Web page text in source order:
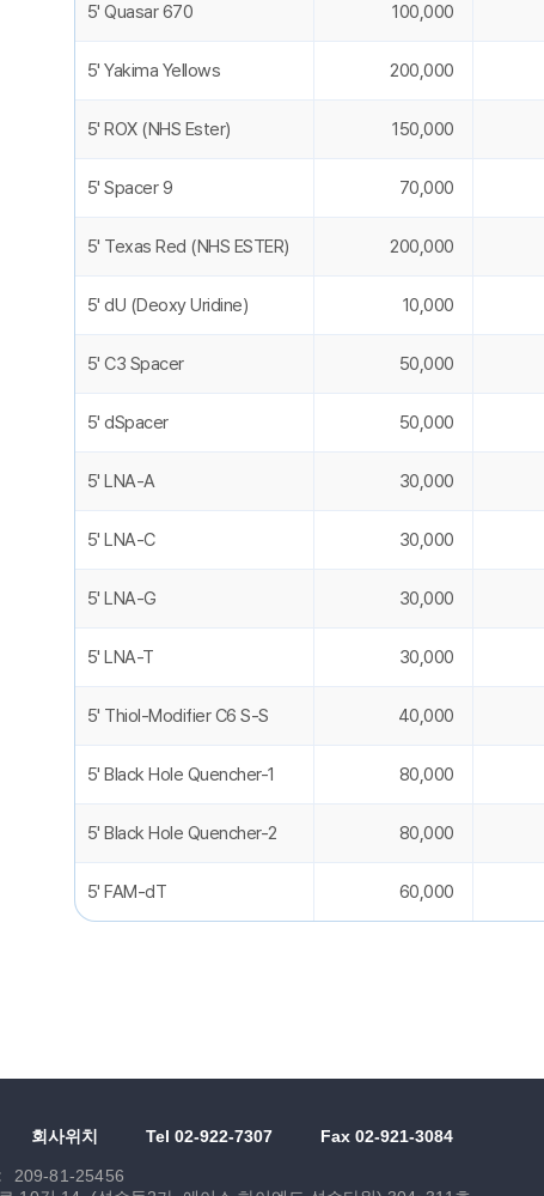
5' Quasar 670 100,000
5' Yakima Yellows 200,000
5' ROX (NHS Ester) 150,000
5' Spacer 9 70,000
5' Texas Red (NHS ESTER) 200,000
5' dU (Deoxy Uridine) 10,000
5' C3 Spacer 50,000
5' dSpacer 50,000
5' LNA-A 30,000
5' LNA-C 30,000
5' LNA-G 30,000
5' LNA-T 30,000
5' Thiol-Modifier C6 S-S 40,000
5' Black Hole Quencher-1 80,000
5' Black Hole Quencher-2 80,000
5' FAM-dT 60,000
회사위치 Tel 02-922-7307 Fax 02-921-3084
209-81-25456